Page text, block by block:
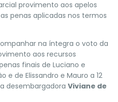
provimento aos apelos
penas aplicadas nos termos
na íntegra o voto da
aos recursos
finais de Luciano e
e de Elissandro e Mauro a 12
desembargadora Viviane de